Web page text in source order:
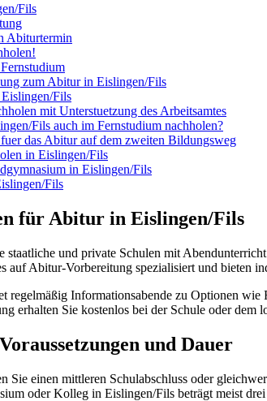
Fils
Abiturtermin
zum Abitur in Eislingen/Fils
Fils
mit Unterstuetzung des Arbeitsamtes
Fils auch im Fernstudium nachholen?
das Abitur auf dem zweiten Bildungsweg
in Eislingen/Fils
in Eislingen/Fils
Fils
für Abitur in Eislingen/Fils
staatliche und private Schulen mit
auf Abitur-Vorbereitung spezialisiert und bieten
regelmäßig Informationsabende zu Optionen
erhalten Sie kostenlos bei der Schule oder dem
und Dauer
Sie einen mittleren Schulabschluss oder
oder Kolleg in Eislingen/Fils beträgt meist